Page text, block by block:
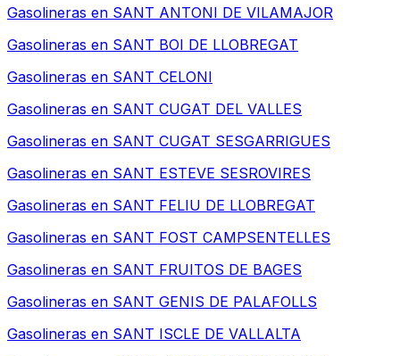
Gasolineras en SANT ANTONI DE VILAMAJOR
Gasolineras en SANT BOI DE LLOBREGAT
Gasolineras en SANT CELONI
Gasolineras en SANT CUGAT DEL VALLES
Gasolineras en SANT CUGAT SESGARRIGUES
Gasolineras en SANT ESTEVE SESROVIRES
Gasolineras en SANT FELIU DE LLOBREGAT
Gasolineras en SANT FOST CAMPSENTELLES
Gasolineras en SANT FRUITOS DE BAGES
Gasolineras en SANT GENIS DE PALAFOLLS
Gasolineras en SANT ISCLE DE VALLALTA